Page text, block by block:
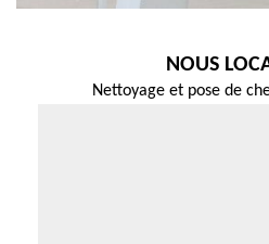
NOUS
Nettoyage et pose de